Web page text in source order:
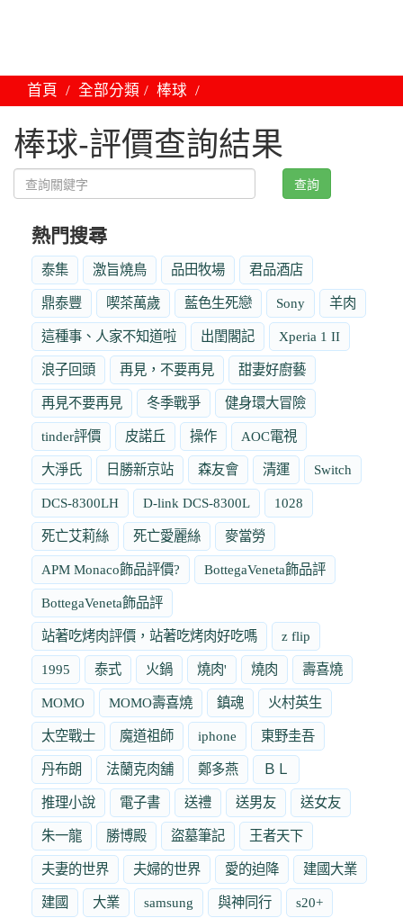
首頁 全部分類 棒球
棒球-評價查詢結果
查詢
熱門搜尋
泰集 激旨燒鳥 品田牧場 君品酒店
鼎泰豐 喫茶萬歲 藍色生死戀 Sony 羊肉
這種事、人家不知道啦 出閨閣記 Xperia 1 II
浪子回頭 再見，不要再見 甜妻好廚藝
再見不要再見 冬季戰爭 健身環大冒險
tinder評價 皮諾丘 操作 AOC電視
大淨氏 日勝新京站 森友會 清運 Switch
DCS-8300LH D-link DCS-8300L 1028
死亡艾莉絲 死亡愛麗絲 麥當勞
APM Monaco飾品評價? BottegaVeneta飾品評
BottegaVeneta飾品評
站著吃烤肉評價，站著吃烤肉好吃嗎 z flip
1995 泰式 火鍋 燒肉' 燒肉 壽喜燒
MOMO MOMO壽喜燒 鎮魂 火村英生
太空戰士 魔道祖師 iphone 東野圭吾
丹布朗 法蘭克肉舖 鄭多燕 ＢＬ
推理小說 電子書 送禮 送男友 送女友
朱一龍 勝博殿 盜墓筆記 王者天下
夫妻的世界 夫婦的世界 愛的迫降 建國大業
建國 大業 samsung 與神同行 s20+